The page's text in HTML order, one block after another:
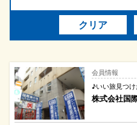
クリア
会員情報
♪いい旅見つ
株式会社国